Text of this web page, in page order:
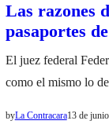
Las razones
pasaportes
El juez federal
como el mismo lo
byLa Contracara13 de